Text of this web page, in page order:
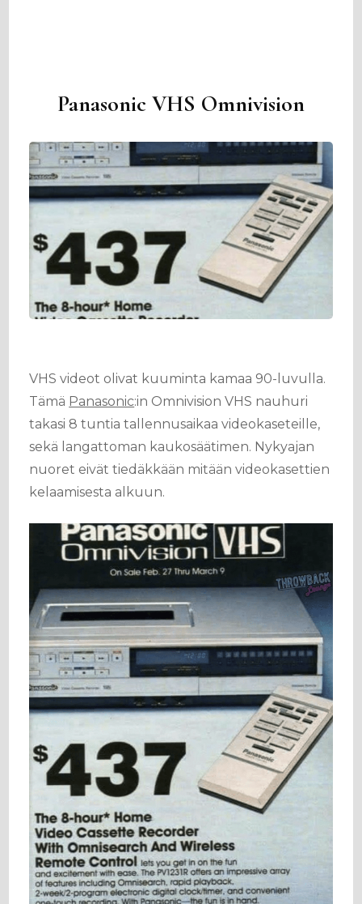
Panasonic VHS Omnivision
VHS videot olivat kuuminta kamaa 90-luvulla.
Tämä Panasonic:in Omnivision VHS nauhuri
takasi 8 tuntia tallennusaikaa videokaseteille,
sekä langattoman kaukosäätimen. Nykyajan
nuoret eivät tiedäkkään mitään videokasettien
kelaamisesta alkuun.